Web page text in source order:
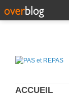
ACCUEIL